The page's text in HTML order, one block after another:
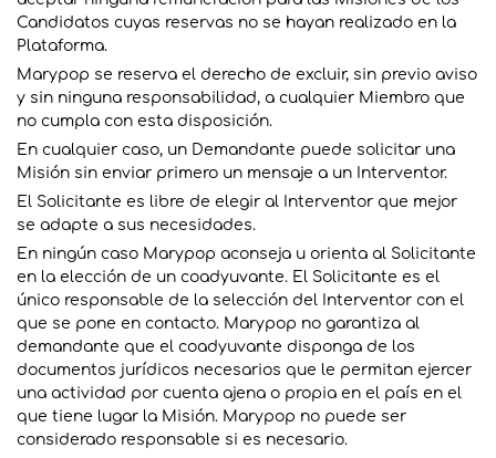
Candidatos cuyas reservas no se hayan realizado en la
Plataforma.
Marypop se reserva el derecho de excluir, sin previo aviso
y sin ninguna responsabilidad, a cualquier Miembro que
no cumpla con esta disposición.
En cualquier caso, un Demandante puede solicitar una
Misión sin enviar primero un mensaje a un Interventor.
El Solicitante es libre de elegir al Interventor que mejor
se adapte a sus necesidades.
En ningún caso Marypop aconseja u orienta al Solicitante
en la elección de un coadyuvante. El Solicitante es el
único responsable de la selección del Interventor con el
que se pone en contacto. Marypop no garantiza al
demandante que el coadyuvante disponga de los
documentos jurídicos necesarios que le permitan ejercer
una actividad por cuenta ajena o propia en el país en el
que tiene lugar la Misión. Marypop no puede ser
considerado responsable si es necesario.